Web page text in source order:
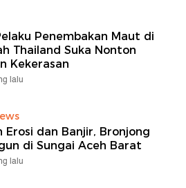
Penembakan Maut di
Thailand Suka Nonton
Kekerasan
lalu
Erosi dan Banjir, Bronjong
di Sungai Aceh Barat
lalu